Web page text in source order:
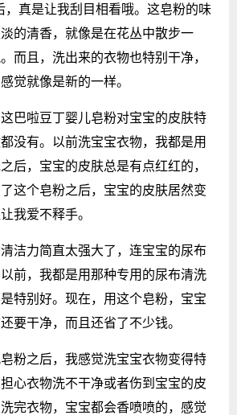
，真是让我刮目相看哦。这皂粉的味
的清香，就像是在花丛中散步一
而且，洗出来的衣物也特别干净，
觉就像是新的一样。
巴啦豆丁婴儿皂粉对宝宝的皮肤特
没有。以前洗宝宝衣物，我都是用
后，宝宝的皮肤总是有点红红的，
这个皂粉之后，宝宝的皮肤居然变
我爱不释手。
洁力简直太强大了，连宝宝的尿布
前，我都是用那种专用的尿布清洗
特别好。现在，用这个皂粉，宝宝
要干净，而且还省了不少钱。
粉之后，我感觉洗宝宝衣物变得特
心衣物洗不干净或者伤到宝宝的皮
完衣物，宝宝都会香喷喷的，感觉